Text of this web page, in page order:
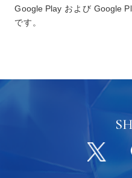
Google Play および Google
です。